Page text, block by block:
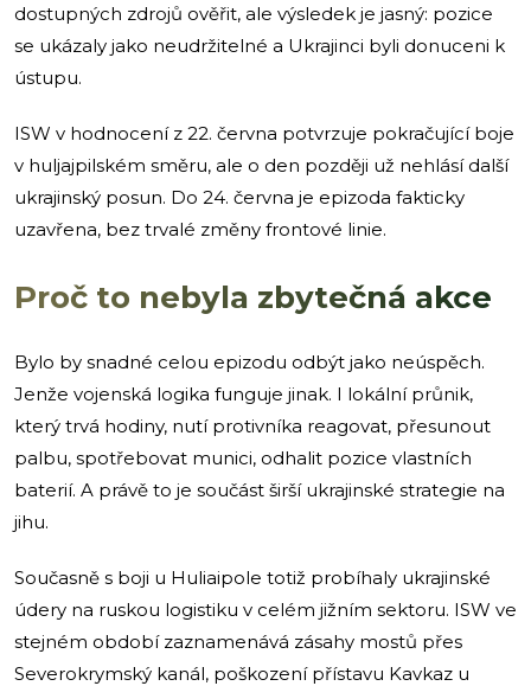
dostupných zdrojů ověřit, ale výsledek je jasný: pozice
se ukázaly jako neudržitelné a Ukrajinci byli donuceni k
ústupu.
ISW v hodnocení z 22. června potvrzuje pokračující boje
v huljajpilském směru, ale o den později už nehlásí další
ukrajinský posun. Do 24. června je epizoda fakticky
uzavřena, bez trvalé změny frontové linie.
Proč to nebyla zbytečná akce
Bylo by snadné celou epizodu odbýt jako neúspěch.
Jenže vojenská logika funguje jinak. I lokální průnik,
který trvá hodiny, nutí protivníka reagovat, přesunout
palbu, spotřebovat munici, odhalit pozice vlastních
baterií. A právě to je součást širší ukrajinské strategie na
jihu.
Současně s boji u Huliaipole totiž probíhaly ukrajinské
údery na ruskou logistiku v celém jižním sektoru. ISW ve
stejném období zaznamenává zásahy mostů přes
Severokrymský kanál, poškození přístavu Kavkaz u